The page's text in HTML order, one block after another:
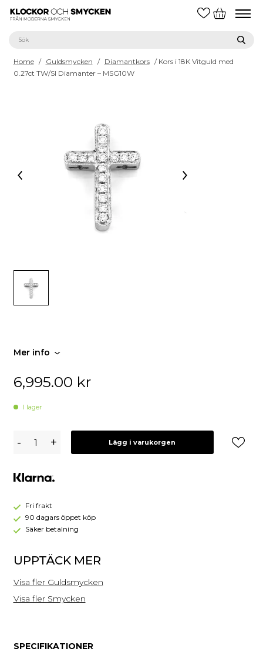
Home / Guldsmycken / Diamantkors / Kors i 18K Vitguld med
0.27ct TW/SI Diamanter – MSG10W
Mer info
6,995.00 kr
I lager
Vitguld
med
TW/SI
Diamanter
-
- + Lägg i varukorgen
Fri frakt
90 dagars öppet köp
Säker betalning
UPPTÄCK MER
Visa fler Guldsmycken
Visa fler Smycken
SPECIFIKATIONER